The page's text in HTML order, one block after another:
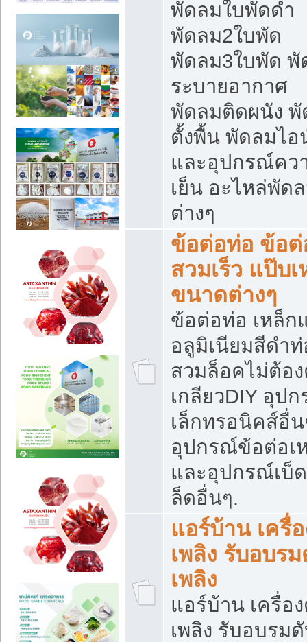
พัดลมใบพัดดำ
พัดลม2ใบพัด
พัดลม3ใบพัด พั
ระบายอากาศ
พัดลมติดผนัง พั
ตั้งพื้น พัดลมไอ
และอุปกรณ์คว
เย็น อะไหล่พัด
ต่างๆ
ข้อต่อท่อ ข้อต่
สวมเร็ว แป๊บ
ขนาดต่างๆ
ข้อต่อท่อ เหล็ก
อลูมิเนียมสีดำ
สวมล็อคไม่ต้อ
เกลียวDIY อุป
เล็กทรอนิคส์อื่
อุปกรณ์ข้อต่อเ
และอุปกรณ์เบ็
ล็ดอื่นๆ.
แอร์บ้าน เครื่
เพลิง รับอบร
เพลิง
แอร์บ้าน เครื่อ
เพลิง รับอบรม